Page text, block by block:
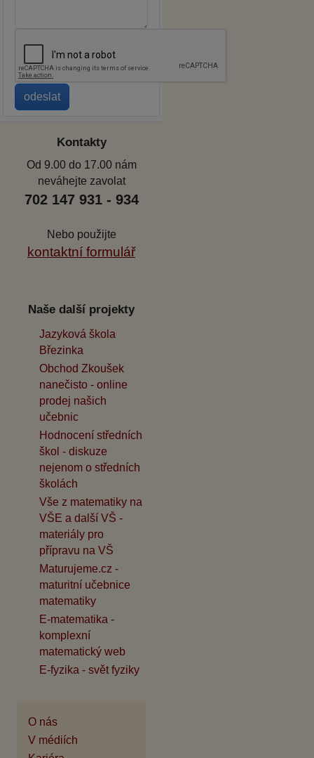
Kontakty
Od 9.00 do 17.00 nám
neváhejte zavolat
702 147 931 - 934
Nebo použijte
kontaktní formulář
Naše další projekty
Jazyková škola
Březinka
Obchod Zkoušek
nanečisto - online
prodej našich
učebnic
Hodnocení středních
škol - diskuze
nejenom o středních
školách
Vše z matematiky na
VŠE a další VŠ -
materiály pro
přípravu na VŠ
Maturujeme.cz -
maturitní učebnice
matematiky
E-matematika -
komplexní
matematický web
E-fyzika - svět fyziky
O nás
V médiích